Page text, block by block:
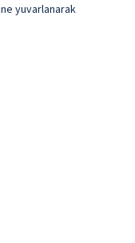
yuvarlanarak